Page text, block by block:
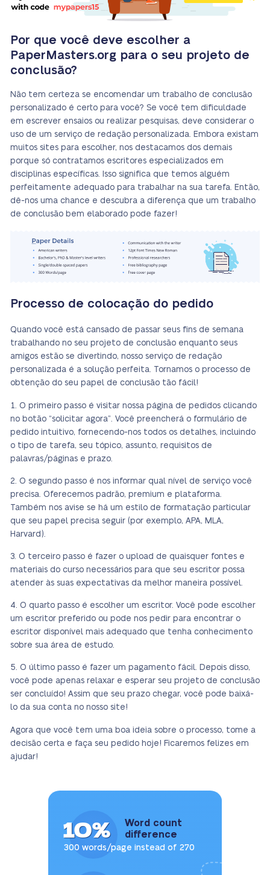
Por que você deve escolher a
PaperMasters.org para o seu projeto de
conclusão?
Não tem certeza se encomendar um trabalho de conclusão
personalizado é certo para você? Se você tem dificuldade
em escrever ensaios ou realizar pesquisas, deve considerar o
uso de um serviço de redação personalizada. Embora existam
muitos sites para escolher, nos destacamos dos demais
porque só contratamos escritores especializados em
disciplinas específicas. Isso significa que temos alguém
perfeitamente adequado para trabalhar na sua tarefa. Então,
dê-nos uma chance e descubra a diferença que um trabalho
de conclusão bem elaborado pode fazer!
Processo de colocação do pedido
Quando você está cansado de passar seus fins de semana
trabalhando no seu projeto de conclusão enquanto seus
amigos estão se divertindo, nosso serviço de redação
personalizada é a solução perfeita. Tornamos o processo de
obtenção do seu papel de conclusão tão fácil!
O primeiro passo é visitar nossa página de pedidos clicando
no botão “solicitar agora”. Você preencherá o formulário de
pedido intuitivo, fornecendo-nos todos os detalhes, incluindo
o tipo de tarefa, seu tópico, assunto, requisitos de
palavras/páginas e prazo.
O segundo passo é nos informar qual nível de serviço você
precisa. Oferecemos padrão, premium e plataforma.
Também nos avise se há um estilo de formatação particular
que seu papel precisa seguir (por exemplo, APA, MLA,
Harvard).
O terceiro passo é fazer o upload de quaisquer fontes e
materiais do curso necessários para que seu escritor possa
atender às suas expectativas da melhor maneira possível.
O quarto passo é escolher um escritor. Você pode escolher
um escritor preferido ou pode nos pedir para encontrar o
escritor disponível mais adequado que tenha conhecimento
sobre sua área de estudo.
O último passo é fazer um pagamento fácil. Depois disso,
você pode apenas relaxar e esperar seu projeto de conclusão
ser concluído! Assim que seu prazo chegar, você pode baixá-
lo da sua conta no nosso site!
Agora que você tem uma boa ideia sobre o processo, tome a
decisão certa e faça seu pedido hoje! Ficaremos felizes em
ajudar!
10%
Word count
difference
300 words/page instead of 270